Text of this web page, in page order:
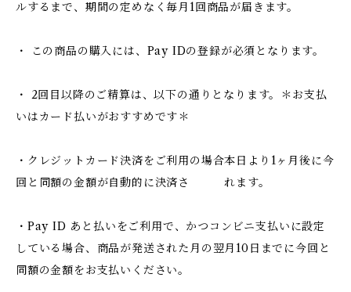
ルするまで、期間の定めなく毎月1回商品が届きます。
・ この商品の購入には、Pay IDの登録が必須となります。
・ 2回目以降のご精算は、以下の通りとなります。＊お支払
いはカード払いがおすすめです＊
・クレジットカード決済をご利用の場合本日より1ヶ月後に今
回と同額の金額が自動的に決済さ れます。
・Pay ID あと払いをご利用で、かつコンビニ支払いに設定
している場合、商品が発送された月の翌月10日までに今回と
同額の金額をお支払いください。